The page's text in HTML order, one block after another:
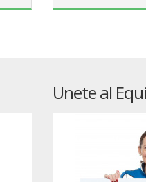
Unete al